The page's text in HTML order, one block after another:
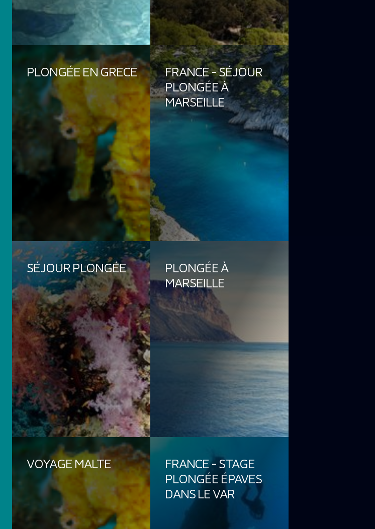
PLONGÉE EN GRECE
FRANCE - SÉJOUR
PLONGÉE À
MARSEILLE
SÉJOUR PLONGÉE
PLONGÉE À
MARSEILLE
VOYAGE MALTE
FRANCE - STAGE
PLONGÉE ÉPAVES
DANS LE VAR